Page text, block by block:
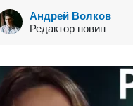
Андрей Волков
Редактор новин